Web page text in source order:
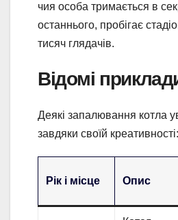
чия особа тримається в
останнього, пробігає
тисяч глядачів.
Відомі
Деякі запалювання котла
завдяки своїй креативності:
Рік і місце Опис